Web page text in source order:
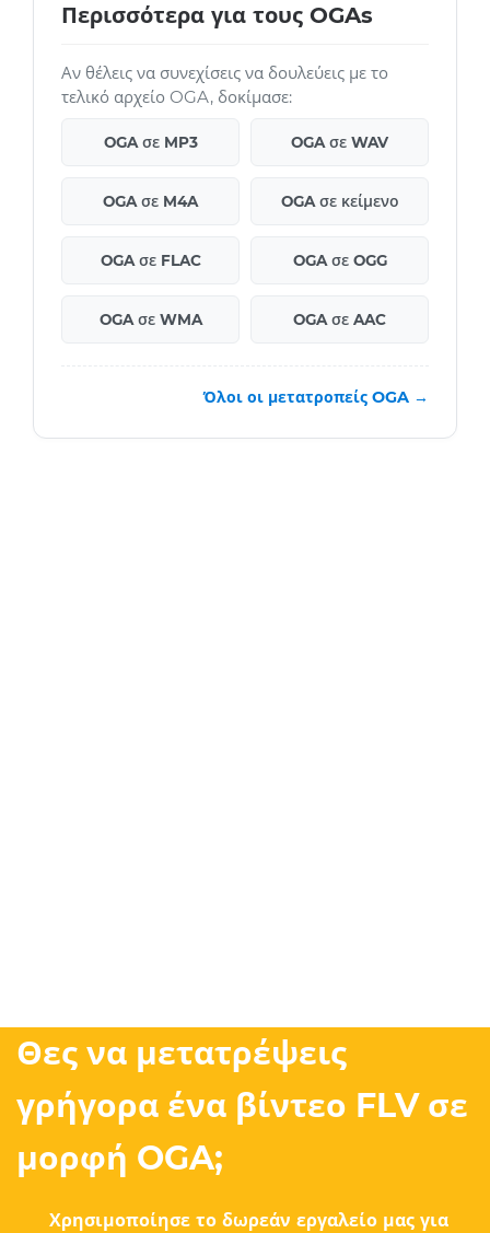
Περισσότερα για τους OGAs
Αν θέλεις να συνεχίσεις να δουλεύεις με το
τελικό αρχείο OGA, δοκίμασε:
OGA σε MP3 OGA σε WAV
OGA σε M4A OGA σε κείμενο
OGA σε FLAC OGA σε OGG
OGA σε WMA OGA σε AAC
Όλοι οι μετατροπείς OGA →
Θες να μετατρέψεις
γρήγορα ένα βίντεο FLV σε
μορφή OGA;
Χρησιμοποίησε το δωρεάν εργαλείο μας για